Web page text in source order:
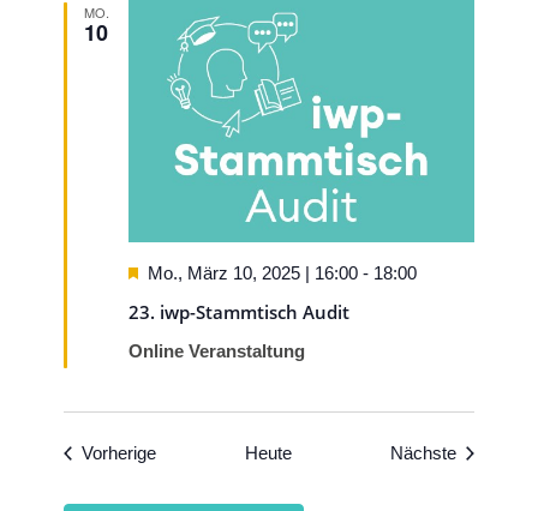
MO.
10
23. iwp-Stammtisch Audit
Hervorgehoben
Mo., März 10, 2025 | 16:00 - 18:00
Online Veranstaltung
VorherigeVeranstaltungen
Heute Nächste